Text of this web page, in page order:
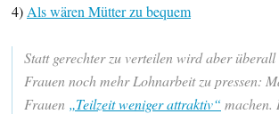
4) Als wären Mütter zu bequem
Statt gerechter zu verteilen wird aber überall
Frauen noch mehr Lohnarbeit zu pressen:
Frauen „Teilzeit weniger attraktiv“ machen.